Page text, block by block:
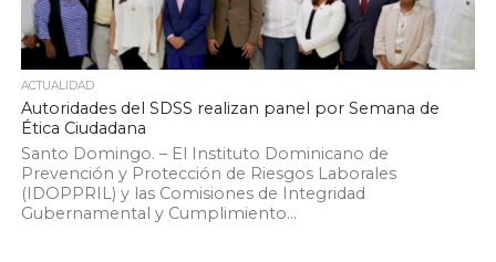
ACTUALIDAD
Autoridades del SDSS realizan panel por Semana de
Ética Ciudadana
Santo Domingo. – El Instituto Dominicano de
Prevención y Protección de Riesgos Laborales
(IDOPPRIL) y las Comisiones de Integridad
Gubernamental y Cumplimiento...